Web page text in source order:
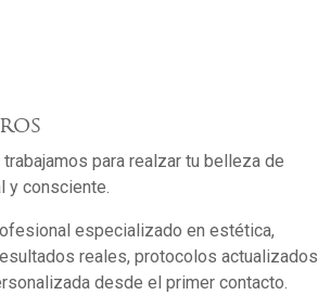
trabajamos para realzar tu belleza de
y consciente.
especializado en estética,
reales, protocolos actualizados
desde el primer contacto.